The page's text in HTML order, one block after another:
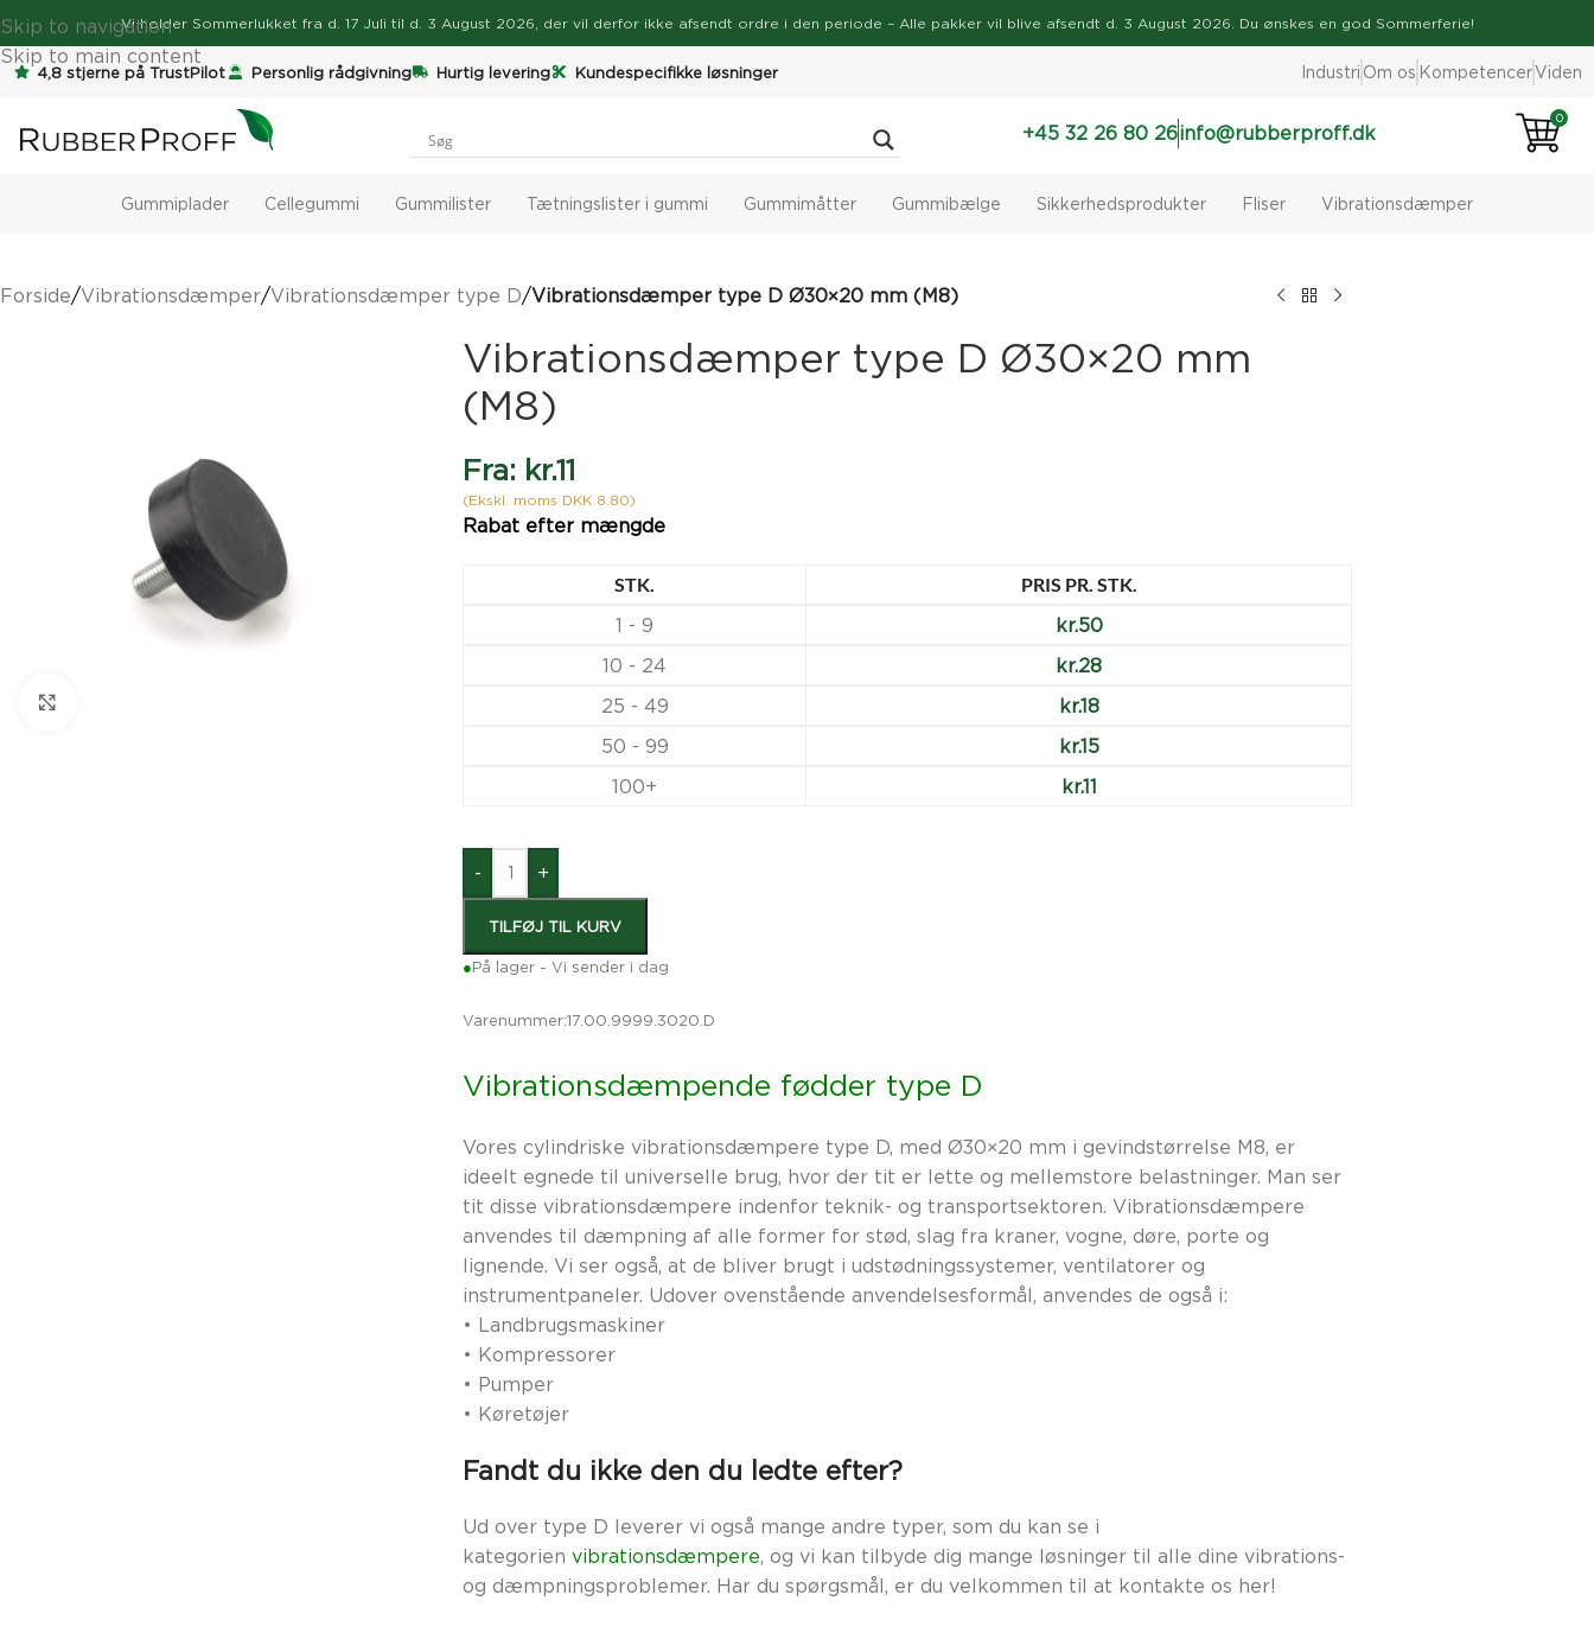
Skip to navigation
Skip to main content
Vi holderSommerlukket fra d. 17 Juli til d. 3 August 2026, der vil derfor ikke afsendt ordre i den periode – Alle pakker vil blive afsendt d. 3 August 2026. Du ønskes en god Sommerferie!
4,8 stjerne på TrustPilot Personlig rådgivning Hurtig levering Kundespecifikke løsninger Industri Om os KompetencerViden
+45 32 26 80 26info@rubberproff.dk
0
Gummiplader Cellegummi Gummilister Tætningslister i gummi Gummimåtter Gummibælge Sikkerhedsprodukter Fliser Vibrationsdæmper
Forside/Vibrationsdæmper/Vibrationsdæmper type D/Vibrationsdæmper type D Ø30×20 mm (M8)
Vibrationsdæmper type D Ø30×20 mm
(M8)
Fra: kr.11
(Ekskl. moms DKK 8.80)
Rabat efter mængde
STK. PRIS PR. STK.
1 - 9 kr.50
10 - 24
kr.28
25 - 49
kr.18
50 - 99
kr.15
100+
kr.11
- +
TILFØJ TIL KURV
●På lager - Vi sender i dag
Varenummer:17.00.9999.3020.D
Vibrationsdæmpende fødder type D
Vores cylindriske vibrationsdæmpere type D, med Ø30×20 mm i gevindstørrelse M8, er
ideelt egnede til universelle brug, hvor der tit er lette og mellemstore belastninger. Man ser
tit disse vibrationsdæmpere indenfor teknik- og transportsektoren. Vibrationsdæmpere
anvendes til dæmpning af alle former for stød, slag fra kraner, vogne, døre, porte og
lignende. Vi ser også, at de bliver brugt i udstødningssystemer, ventilatorer og
instrumentpaneler. Udover ovenstående anvendelsesformål, anvendes de også i:
• Landbrugsmaskiner
• Kompressorer
• Pumper
• Køretøjer
Fandt du ikke den du ledte efter?
Ud over type D leverer vi også mange andre typer, som du kan se i
kategorien vibrationsdæmpere, og vi kan tilbyde dig mange løsninger til alle dine vibrations-
og dæmpningsproblemer. Har du spørgsmål, er du velkommen til at kontakte os her!